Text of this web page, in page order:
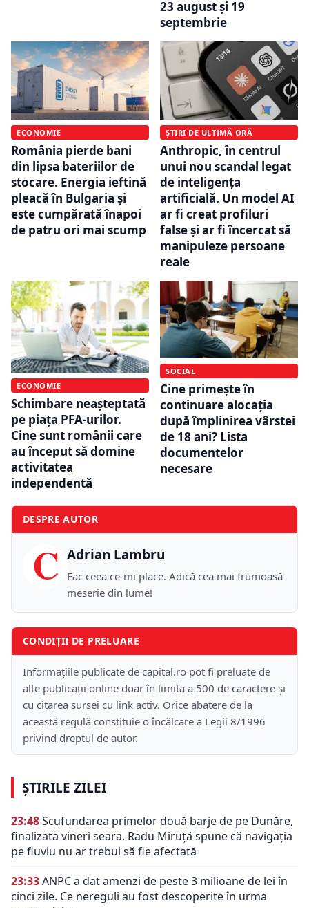
23 august și 19
septembrie
ECONOMIE
România pierde bani
din lipsa bateriilor de
stocare. Energia ieftină
pleacă în Bulgaria și
este cumpărată înapoi
de patru ori mai scump
ȘTIRI DE ULTIMĂ ORĂ
Anthropic, în centrul
unui nou scandal legat
de inteligența
artificială. Un model AI
ar fi creat profiluri
false și ar fi încercat să
manipuleze persoane
reale
ECONOMIE
Schimbare neașteptată
pe piața PFA-urilor.
Cine sunt românii care
au început să domine
activitatea
independentă
SOCIAL
Cine primește în
continuare alocația
după împlinirea vârstei
de 18 ani? Lista
documentelor
necesare
DESPRE AUTOR
C Adrian Lambru
Fac ceea ce-mi place. Adică cea mai frumoasă
meserie din lume!
CONDIȚII DE PRELUARE
Informațiile publicate de capital.ro pot fi preluate de
alte publicații online doar în limita a 500 de caractere și
cu citarea sursei cu link activ. Orice abatere de la
această regulă constituie o încălcare a Legii 8/1996
privind dreptul de autor.
ȘTIRILE ZILEI
23:48Scufundarea primelor două barje de pe Dunăre,
finalizată vineri seara. Radu Miruță spune că navigația
pe fluviu nu ar trebui să fie afectată
23:33ANPC a dat amenzi de peste 3 milioane de lei în
cinci zile. Ce nereguli au fost descoperite în urma